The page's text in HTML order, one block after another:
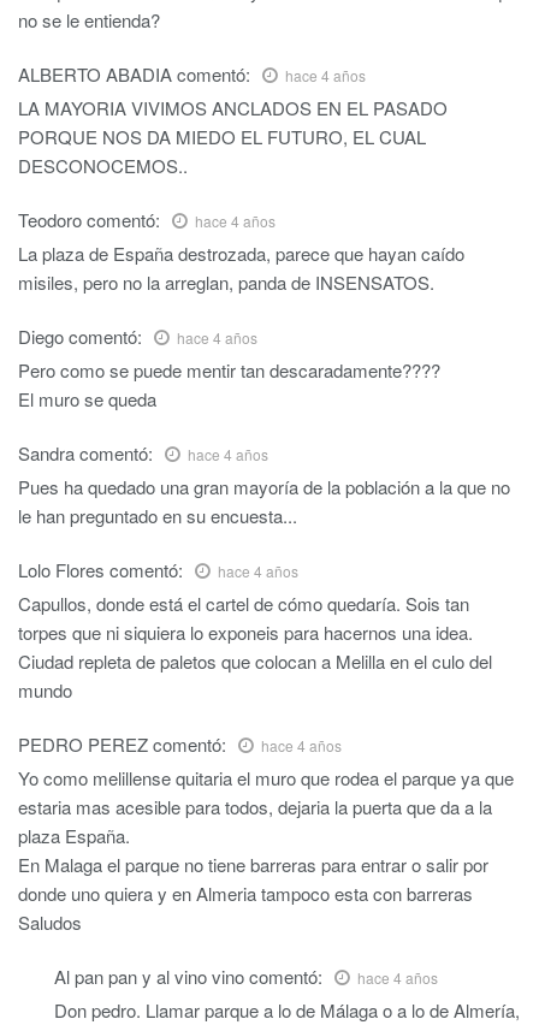
no se le entienda?
ALBERTO ABADIAcomentó: hace 4 años
LA MAYORIA VIVIMOS ANCLADOS EN EL PASADO
PORQUE NOS DA MIEDO EL FUTURO, EL CUAL
DESCONOCEMOS..
Teodorocomentó: hace 4 años
La plaza de España destrozada, parece que hayan caído
misiles, pero no la arreglan, panda de INSENSATOS.
Diegocomentó: hace 4 años
Pero como se puede mentir tan descaradamente????
El muro se queda
Sandracomentó: hace 4 años
Pues ha quedado una gran mayoría de la población a la que no
le han preguntado en su encuesta...
Lolo Flores comentó: hace 4 años
Capullos, donde está el cartel de cómo quedaría. Sois tan
torpes que ni siquiera lo exponeis para hacernos una idea.
Ciudad repleta de paletos que colocan a Melilla en el culo del
mundo
PEDRO PEREZcomentó: hace 4 años
Yo como melillense quitaria el muro que rodea el parque ya que
estaria mas acesible para todos, dejaria la puerta que da a la
plaza España.
En Malaga el parque no tiene barreras para entrar o salir por
donde uno quiera y en Almeria tampoco esta con barreras
Saludos
Al pan pan y al vino vinocomentó: hace 4 años
Don pedro. Llamar parque a lo de Málaga o a lo de Almería,